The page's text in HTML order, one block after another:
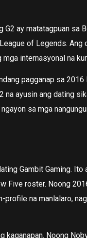
ay matatagpuan sa
of Legends. Ang
internasyonal na
pagganap sa
na ayusin ang dating
sa mga
Gambit Gaming.
Five roster. Noong
na manlalaro,
kaganapan. Noong